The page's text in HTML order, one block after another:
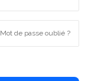
Mot de passe oublié ?